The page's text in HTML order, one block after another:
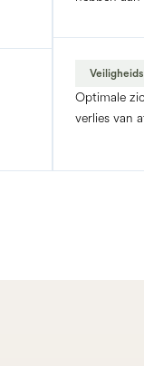
Optimale
verlies van